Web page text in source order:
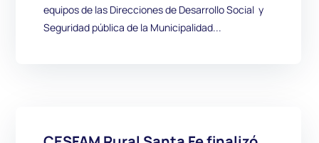
equipos de las Direcciones de Desarrollo Social y
Seguridad pública de la Municipalidad...